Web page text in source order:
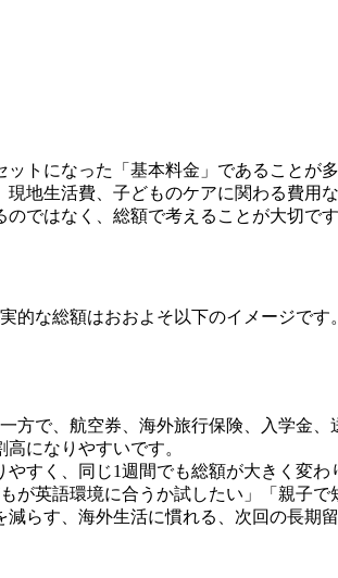
トになった「基本料金」であることが多
地生活費、子どものケアに関わる費用な
ではなく、総額で考えることが大切です
的な総額はおおよそ以下のイメージです。
で、航空券、海外旅行保険、入学金、
になりやすいです。
すく、同じ1週間でも総額が大きく変わ
英語環境に合うか試したい」「親子
らす、海外生活に慣れる、次回の長期